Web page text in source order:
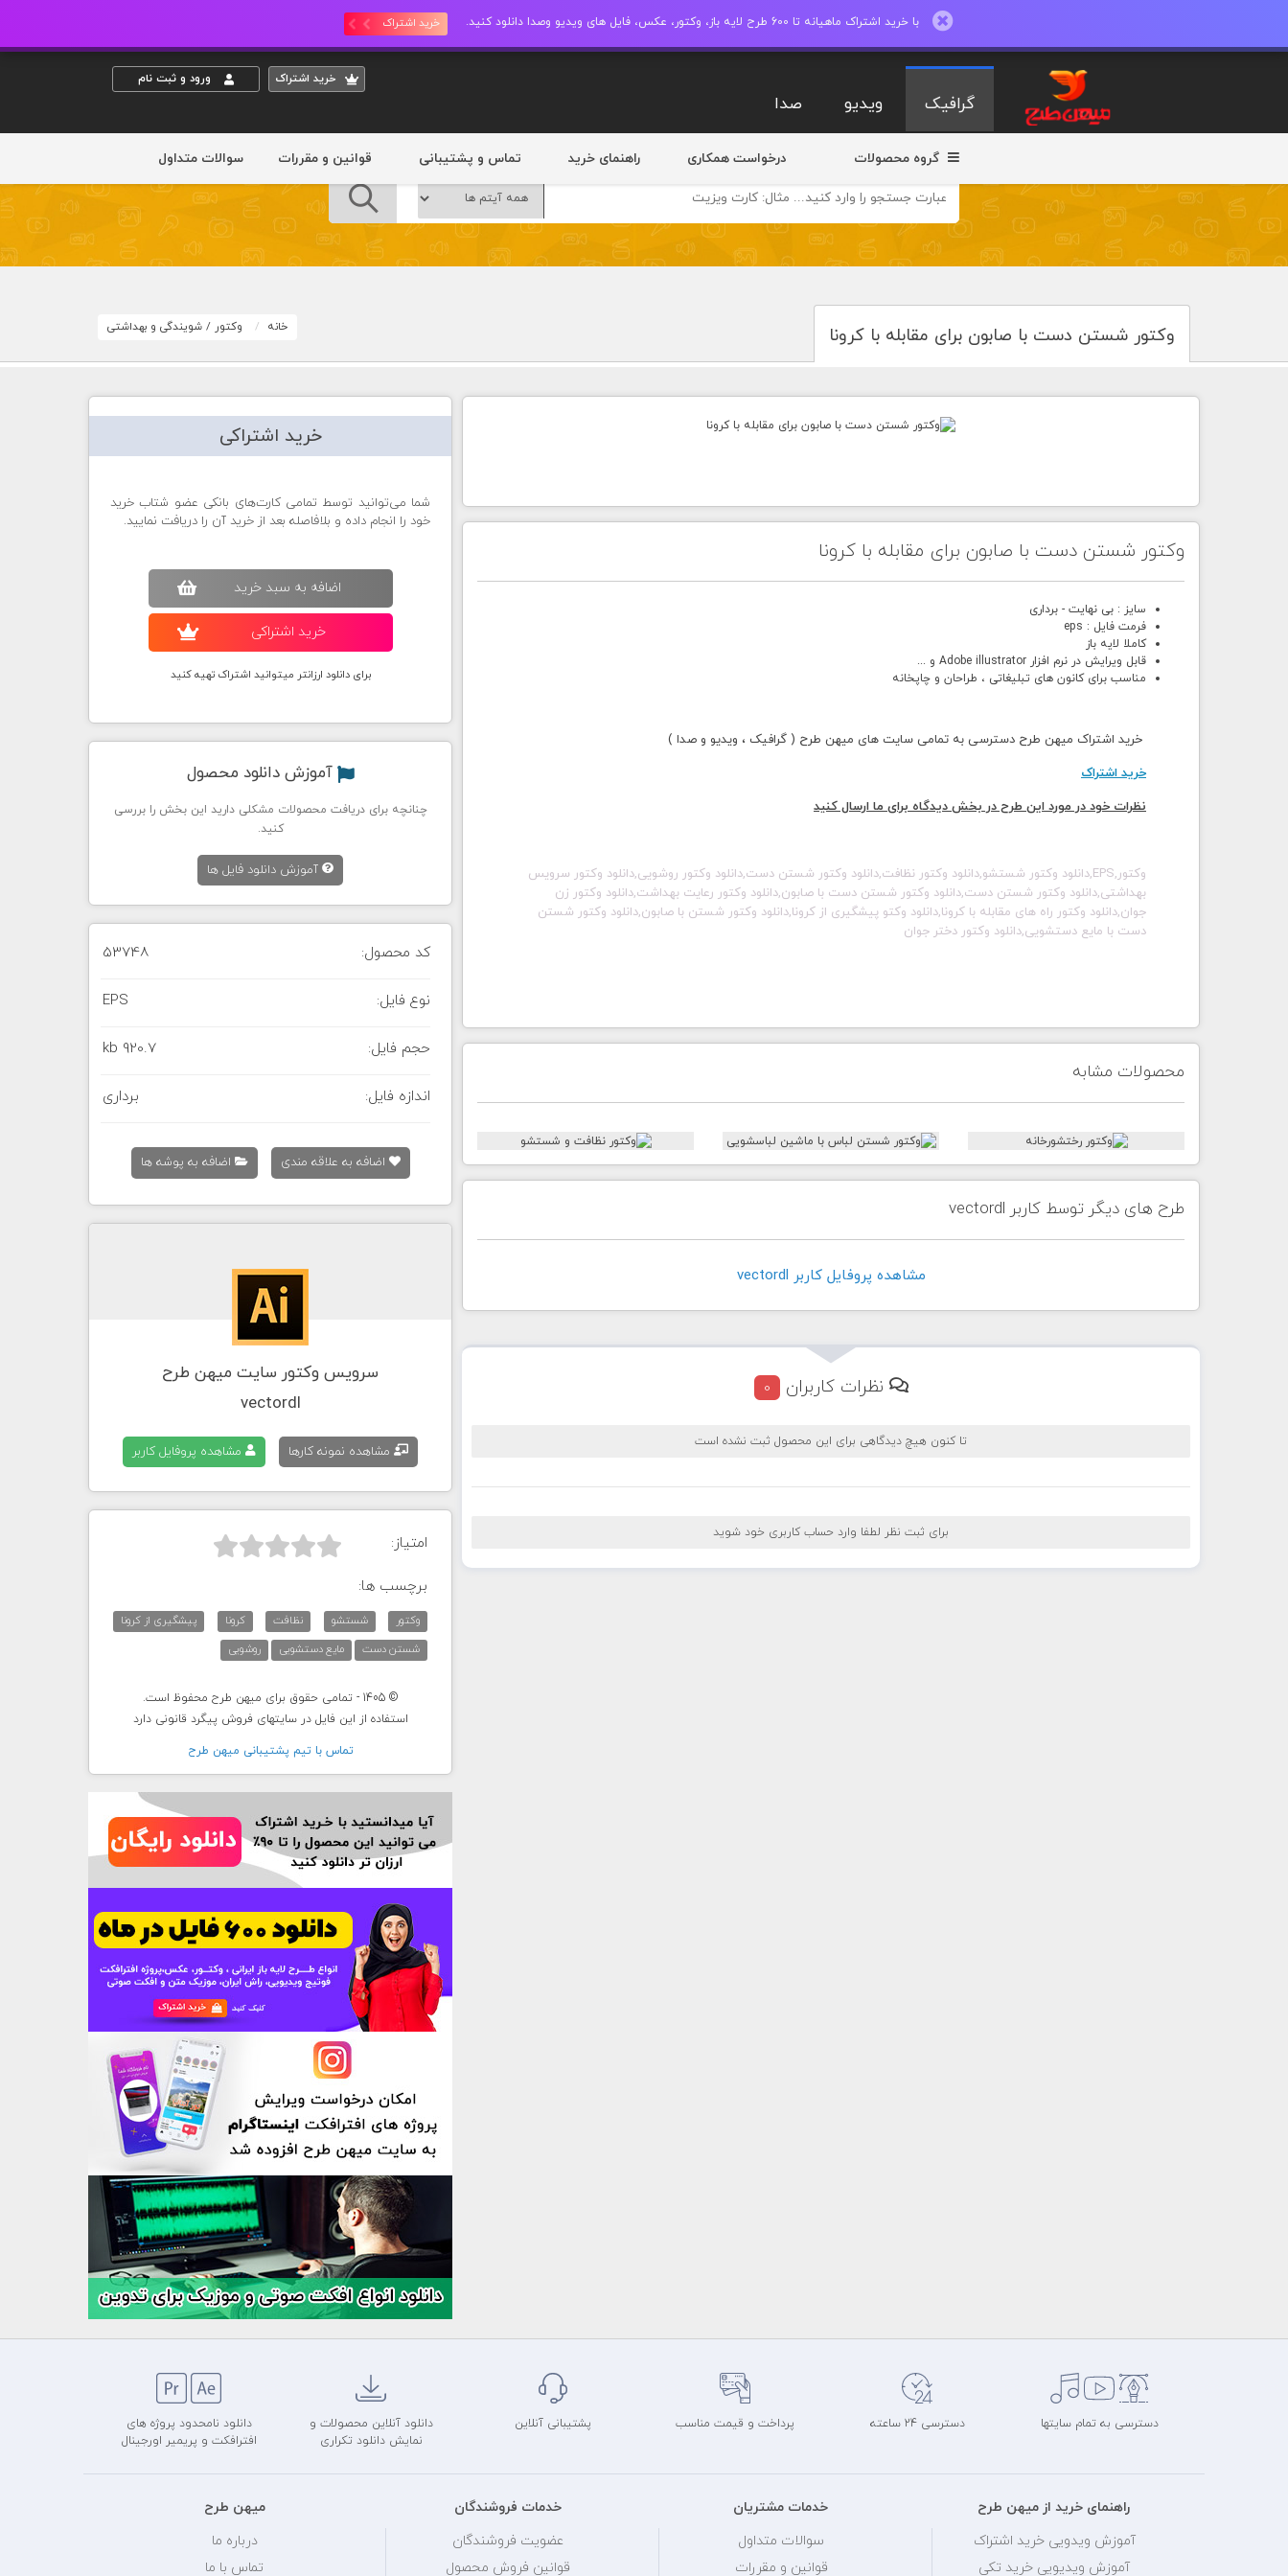
با خرید اشتراک ماهیانه تا 600 طرح لایه باز، وکتور، عکس، فایل های ویدیو وصدا دانلود کنید. خرید اشتراک
خريد اشتراک ورود و ثبت نام
گرافیک ویدیو صدا
گروه محصولات درخواست همکاری راهنمای خرید تماس و پشتیبانی قوانین و مقررات سوالات متداول
وکتور شستن دست با صابون برای مقابله با کرونا خانه وکتور / شویندگی و بهداشتی
وکتور شستن دست با صابون برای مقابله با کرونا
سایز : بی نهایت - برداری
فرمت فایل : eps
کاملا لایه باز
قابل ویرایش در نرم افزار Adobe illustrator و ...
مناسب برای کانون های تبلیغاتی ، طراحان و چاپخانه
خرید اشتراک میهن طرح دسترسی به تمامی سایت های میهن طرح ( گرافیک ، ویدیو و صدا )
خرید اشتراک
نظرات خود در مورد این طرح در بخش دیدگاه برای ما ارسال کنید
وکتور,EPS,دانلود وکتور شستشو,دانلود وکتور نظافت,دانلود وکتور شستن دست,دانلود وکتور روشویی,دانلود وکتور سرویس
بهداشتی,دانلود وکتور شستن دست,دانلود وکتور شستن دست با صابون,دانلود وکتور رعایت بهداشت,دانلود وکتور زن
جوان,دانلود وکتور راه های مقابله با کرونا,دانلود وکتو پیشگیری از کرونا,دانلود وکتور شستن با صابون,دانلود وکتور شستن
دست با مایع دستشویی,دانلود وکتور دختر جوان
محصولات مشابه
طرح های دیگر توسط کاربر vectordl
مشاهده پروفايل کاربر vectordl
نظرات کاربران 0
تا کنون هیچ دیدگاهی برای این محصول ثبت نشده است
برای ثبت نظر لطفا وارد حساب کاربری خود شوید
خرید اشتراکی
شما می‌توانید توسط تمامی کارت‌های بانکی عضو شتاب خرید
خود را انجام داده و بلافاصله بعد از خرید آن را دریافت نمایید.
اضافه به سبد خريد
خريد اشتراکی
برای دانلود ارزانتر میتوانید اشتراک تهیه کنید
آموزش دانلود محصول
چنانچه برای دریافت محصولات مشکلی دارید این بخش را بررسی
کنید.
آموزش دانلود فایل ها
کد محصول: 53748
نوع فایل: EPS
حجم فایل: 920.7 kb
اندازه فایل: برداری
اضافه به علاقه مندی اضافه به پوشه ها
سرویس وکتور سایت میهن طرح
vectordl
مشاهده نمونه کارها مشاهده پروفایل کاربر
امتیاز: 


برچسب ها:
وکتور شستشو نظافت کرونا
پیشگیری از کرونا
شستن دست
مایع دستشویی روشویی
© 1405 - تمامی حقوق برای میهن طرح محفوظ است.
استفاده از این فایل در سایتهای فروش پیگرد قانونی دارد
تماس با تيم پشتيبانی ميهن طرح
دسترسی به تمام سایتها دسترسی 24 ساعته پرداخت و قیمت مناسب پشتیبانی آنلاین
دانلود آنلاین محصولات و
نمایش دانلود تکراری
دانلود نامحدود پروژه های
افترافکت و پریمیر اورجینال
راهنمای خرید از میهن طرح
آموزش ویدویی خرید اشتراک
آموزش ویدیویی خرید تکی
خدمات مشتریان
سوالات متداول
قوانین و مقررات
خدمات فروشندگان
عضویت فروشندگان
قوانین فروش محصول
میهن طرح
درباره ما
تماس با ما